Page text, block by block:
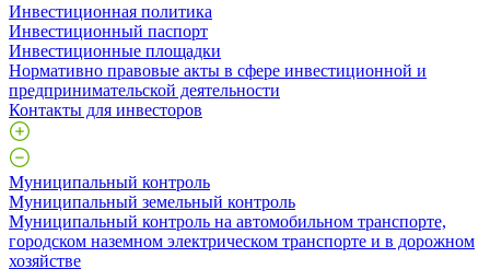
Инвестиционная политика
Инвестиционный паспорт
Инвестиционные площадки
Нормативно правовые акты в сфере инвестиционной и
предпринимательской деятельности
Контакты для инвесторов
Муниципальный контроль
Муниципальный земельный контроль
Муниципальный контроль на автомобильном транспорте,
городском наземном электрическом транспорте и в дорожном
хозяйстве